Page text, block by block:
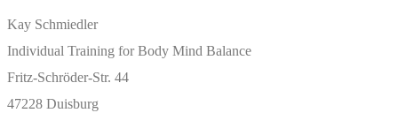
Kay Schmiedler
Individual Training for Body Mind Balance
Fritz-Schröder-Str. 44
47228 Duisburg